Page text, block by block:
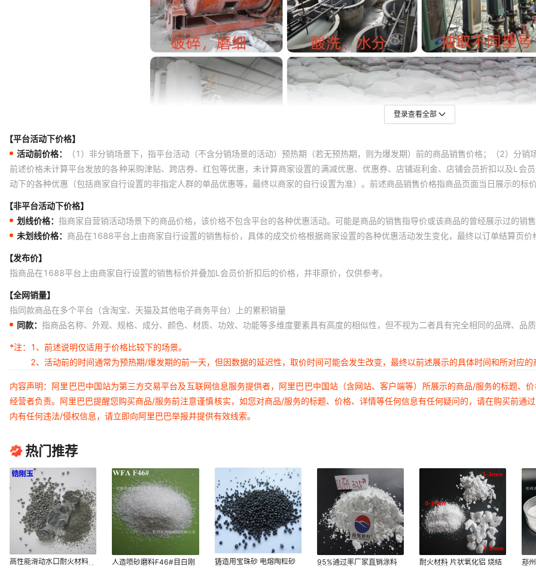
登录查看全部
【平台活动下价格】
活动前价格：
（1）非分销场景下，指平台活动（不含分销场景的活动）预热期（若无预热期，则为爆发期）前的商品销售价格；（2）分
前述价格未计算平台发放的各种采购津贴、跨店券、红包等优惠，未计算商家设置的满减优惠、优惠券、店铺返利金、店铺会员折扣以及L会
动下的各种优惠（包括商家自行设置的非指定人群的单品优惠等，最终以商家的自行设置为准）。前述商品销售价格指商品页面当日展示的
【非平台活动下价格】
划线价格： 指商家自营销活动场景下的商品价格，该价格不包含平台的各种优惠活动。可能是商品的销售指导价或该商品的曾经展示过的销
未划线价格： 商品在1688平台上由商家自行设置的销售标价，具体的成交价格根据商家设置的各种优惠活动发生变化，最终以订单结算页价
【发布价】
指商品在1688平台上由商家自行设置的销售标价并叠加L会员价折扣后的价格，并非原价，仅供参考。
【全网销量】
指同款商品在多个平台（含淘宝、天猫及其他电子商务平台）上的累积销量
同款： 指商品名称、外观、规格、成分、颜色、材质、功效、功能等多维度要素具有高度的相似性，但不视为二者具有完全相同的品牌、品
*注：
1、前述说明仅适用于价格比较下的场景。
2、活动前的时间通常为预热期/爆发期的前一天，但因数据的延迟性，取价时间可能会发生改变，最终以前述展示的具体时间和所对应的
内容声明：阿里巴巴中国站为第三方交易平台及互联网信息服务提供者，阿里巴巴中国站（含网站、客户端等）所展示的商品/服务的标题、
经营者负责。阿里巴巴提醒您购买商品/服务前注意谨慎核实，如您对商品/服务的标题、价格、详情等任何信息有任何疑问的，请在购买前通
内有任何违法/侵权信息，请立即向阿里巴巴举报并提供有效线索。
热门推荐
高性能滑动水口耐火材料
人造喷砂磨料F46#目白刚
铸造用宝珠砂 电熔陶粒砂
95%通过率厂家直销涂料
耐火材料 片状氧化铝 烧结
郑